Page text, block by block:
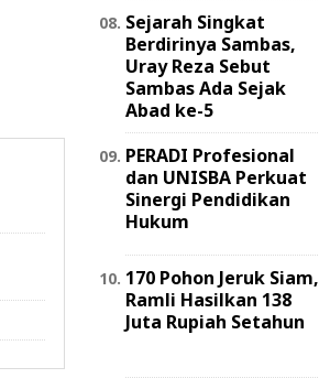
Sejarah Singkat
Berdirinya Sambas,
Uray Reza Sebut
Sambas Ada Sejak
Abad ke-5
PERADI Profesional
dan UNISBA Perkuat
Sinergi Pendidikan
Hukum
170 Pohon Jeruk Siam,
Ramli Hasilkan 138
Juta Rupiah Setahun